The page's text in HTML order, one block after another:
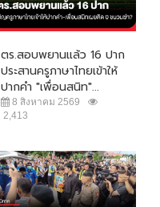
ตร.สอบพยานแล้ว 16 ปาก
ประสานครูภาษาไทยเข้าให้
ปากคำ "เพื่อนสนิท"...
8 สิงหาคม 2569
2,413